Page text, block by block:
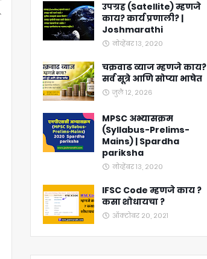
उपग्रह (Satellite) म्हणजे
काय? कार्य प्रणाली? |
Joshmarathi
नोव्हेंबर १३, २०२०
चक्रवाढ व्याज म्हणजे काय?
सर्व सूत्रे आणि सोप्या भाषेत
जुलै १२, २०२६
MPSC अभ्यासक्रम
(Syllabus-Prelims-
Mains) | Spardha
pariksha
नोव्हेंबर १३, २०२०
IFSC Code म्हणजे काय ?
कसा शोधायचा ?
ऑक्टोबर २०, २०२१